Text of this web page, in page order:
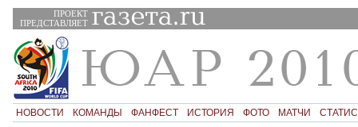
ПРОЕКТ
ПРЕДСТАВЛЯЕТ
НОВОСТИ КОМАНДЫ ФАНФЕСТ ИСТОРИЯ ФОТО МАТЧИ